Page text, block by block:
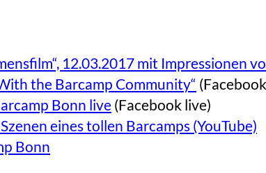
12.03.2017 mit Impressionen
the Barcamp Community“
Bonn live(Facebook live)
eines tollen Barcamps (YouTube)
Bonn